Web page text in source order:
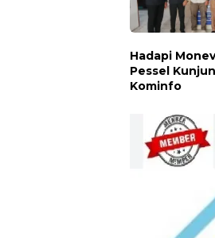
Hadapi Monev
Kominfo